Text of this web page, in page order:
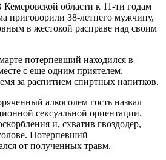
Кемеровской области к 11-ти годам
приговорили 38-летнего мужчину,
в жестокой расправе над своим
потерпевший находился в
с еще одним приятелем.
за распитием спиртных напитков.
алкоголем гость назвал
сексуальной ориентации.
и, схватив гвоздодер,
Потерпевший
от полученных травм.